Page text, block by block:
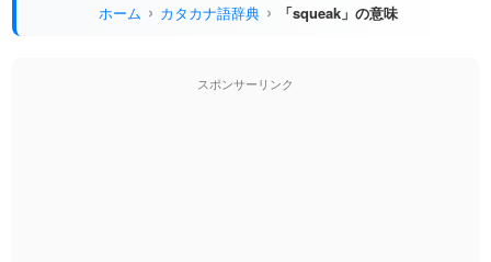
ホーム カタカナ語辞典 「squeak」の意味
スポンサーリンク